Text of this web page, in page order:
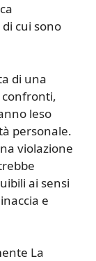
cui sono
di una
confronti,
leso
personale.
violazione
ai sensi
e
La